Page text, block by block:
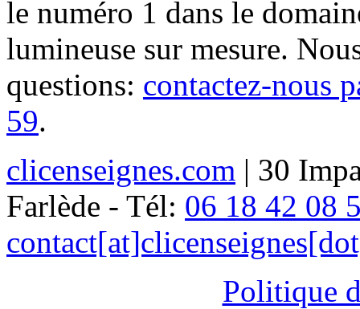
le numéro 1 dans le
lumineuse sur mesure.
questions: contactez-nous
59.
clicenseignes.com | 30
Farlède - Tél: 06 18 42 08
Politique